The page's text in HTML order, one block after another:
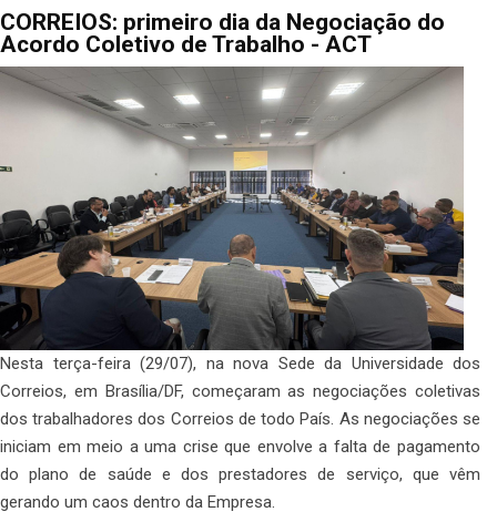
CORREIOS: primeiro dia da Negociação do
Acordo Coletivo de Trabalho - ACT
Nesta terça-feira (29/07), na nova Sede da Universidade dos
Correios, em Brasília/DF, começaram as negociações coletivas
dos trabalhadores dos Correios de todo País. As negociações se
iniciam em meio a uma crise que envolve a falta de pagamento
do plano de saúde e dos prestadores de serviço, que vêm
gerando um caos dentro da Empresa.